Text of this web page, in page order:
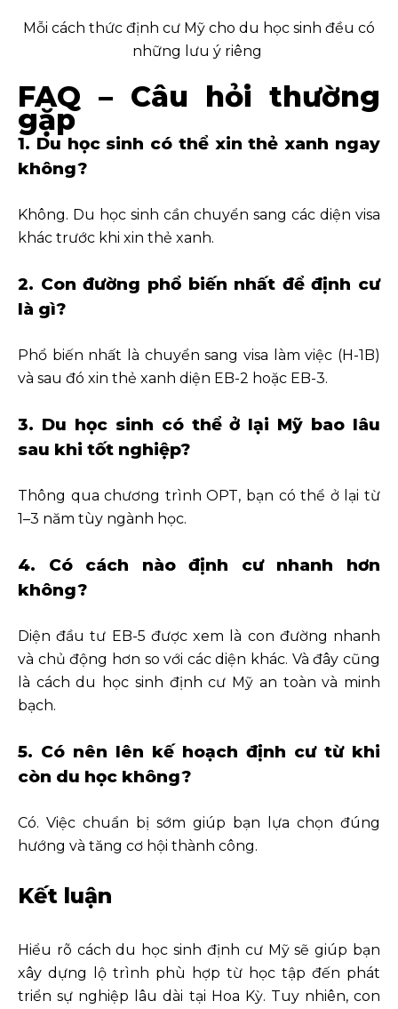
Mỗi cách thức định cư Mỹ cho du học sinh đều có
những lưu ý riêng
FAQ – Câu hỏi thường
gặp
1. Du học sinh có thể xin thẻ xanh ngay
không?
Không. Du học sinh cần chuyển sang các diện visa
khác trước khi xin thẻ xanh.
2. Con đường phổ biến nhất để định cư
là gì?
Phổ biến nhất là chuyển sang visa làm việc (H-1B)
và sau đó xin thẻ xanh diện EB-2 hoặc EB-3.
3. Du học sinh có thể ở lại Mỹ bao lâu
sau khi tốt nghiệp?
Thông qua chương trình OPT, bạn có thể ở lại từ
1–3 năm tùy ngành học.
4. Có cách nào định cư nhanh hơn
không?
Diện đầu tư EB-5 được xem là con đường nhanh
và chủ động hơn so với các diện khác. Và đây cũng
là cách du học sinh định cư Mỹ an toàn và minh
bạch.
5. Có nên lên kế hoạch định cư từ khi
còn du học không?
Có. Việc chuẩn bị sớm giúp bạn lựa chọn đúng
hướng và tăng cơ hội thành công.
Kết luận
Hiểu rõ cách du học sinh định cư Mỹ sẽ giúp bạn
xây dựng lộ trình phù hợp từ học tập đến phát
triển sự nghiệp lâu dài tại Hoa Kỳ. Tuy nhiên, con